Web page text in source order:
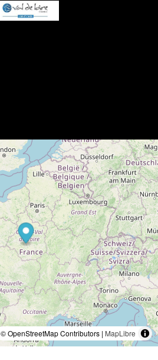
© OpenStreetMap Contributors | MapLibre